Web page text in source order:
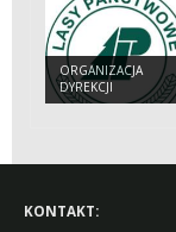
ORGANIZACJA
DYREKCJI
KONTAKT: